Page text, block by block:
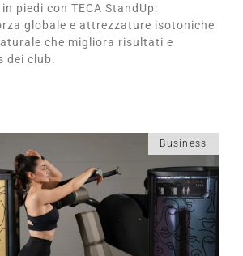
piedi con TECA StandUp:
globale e attrezzature isotoniche
che migliora risultati e
dei club.
Business